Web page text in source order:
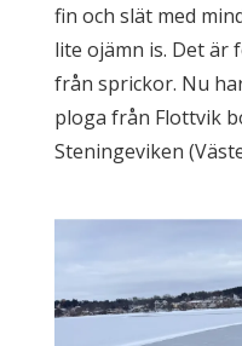
fin och slät med
lite ojämn is. Det
från sprickor. Nu
ploga från Flottvik
Steningeviken